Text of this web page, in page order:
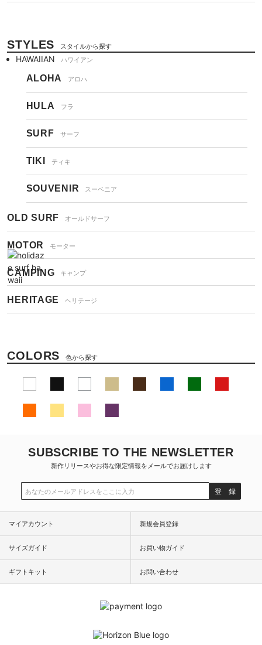
STYLES スタイルから探す
HAWAIIAN ハワイアン
ALOHA アロハ
HULA フラ
SURF サーフ
TIKI ティキ
SOUVENIR スーベニア
OLD SURF オールドサーフ
MOTOR モーター
CAMPING キャンプ
HERITAGE ヘリテージ
COLORS 色から探す
SUBSCRIBE TO THE NEWSLETTER
新作リリースやお得な限定情報をメールでお届けします
登 録
マイアカウント 新規会員登録
サイズガイド お買い物ガイド
ギフトキット お問い合わせ